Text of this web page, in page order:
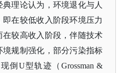
理论认为，环境退化与人
在较低收入阶段环境压力
较高收入阶段，伴随技术
规制强化，部分污染指标
倒 U型轨迹（Grossman &